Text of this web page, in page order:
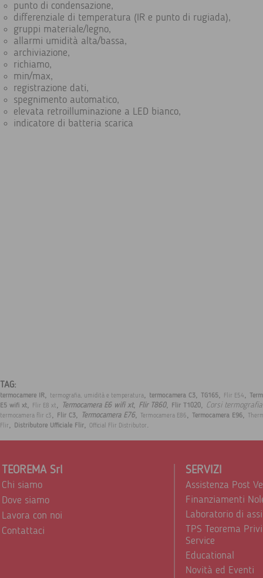
punto di condensazione,
differenziale di temperatura (IR e punto di rugiada),
gruppi materiale/legno,
allarmi umidità alta/bassa,
archiviazione,
richiamo,
min/max,
registrazione dati,
spegnimento automatico,
elevata retroilluminazione a LED bianco,
indicatore di batteria scarica
TAG:
termocamere IR, termografia, umidità e temperatura, termocamera C3, TG165, Flir E54,
E5 wifi xt, Flir E8 xt, Termocamera E6 wifi xt, Flir T860, Flir T1020, Corsi termografia
termocamera flir c3, Flir C3, Termocamera E76, Termocamera E86, Termocamera E96,
Flir, Distributore Ufficiale Flir, Official Flir Distributor.
TEOREMA Srl
Chi siamo
Dove siamo
Lavora con noi
Contattaci
SERVIZI
Assistenza Post
Finanziamenti
Laboratorio di
TPS Teorema
Service
Educational
Novità ed Eventi